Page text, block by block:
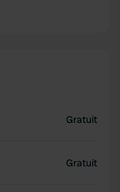
Gratuit
Gratuit